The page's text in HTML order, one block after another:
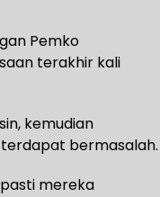
Pemko
terakhir kali
kemudian
bermasalah.
mereka